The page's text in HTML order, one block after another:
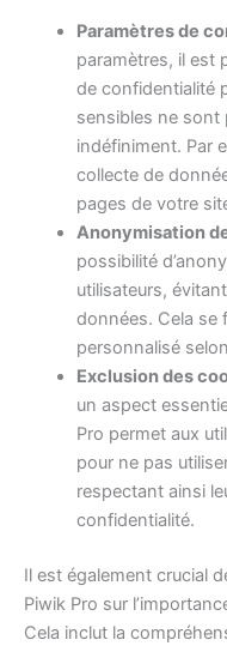
Paramètres de
paramètres, il est
de confidentialité
sensibles ne sont
indéfiniment. Par
collecte de
pages de votre
Anonymisation
possibilité
utilisateurs,
données. Cela se
personnalisé
Exclusion des
un aspect
Pro permet aux
pour ne pas
respectant ainsi
confidentialité.
Il est également crucial
Piwik Pro sur
Cela inclut la